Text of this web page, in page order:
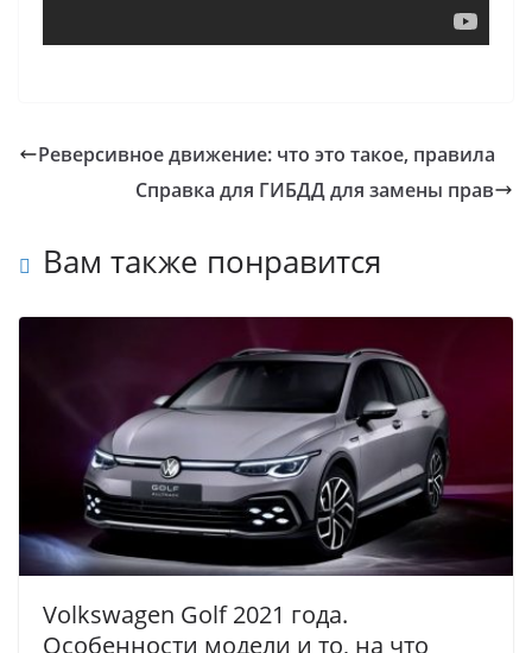
Реверсивное движение: что это такое, правила
Справка для ГИБДД для замены прав
Вам также понравится
Volkswagen Golf 2021 года.
Особенности модели и то, на что